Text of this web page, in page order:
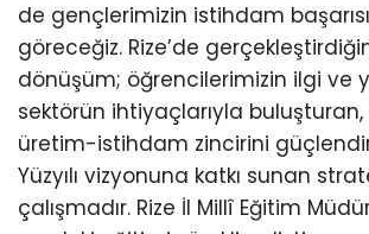
de gençlerimizin istihdam
göreceğiz. Rize’de
dönüşüm; öğrencilerimizin ilgi ve
sektörün ihtiyaçlarıyla
üretim-istihdam zincirini
Yüzyılı vizyonuna katkı sunan
çalışmadır. Rize İl Millî Eğitim